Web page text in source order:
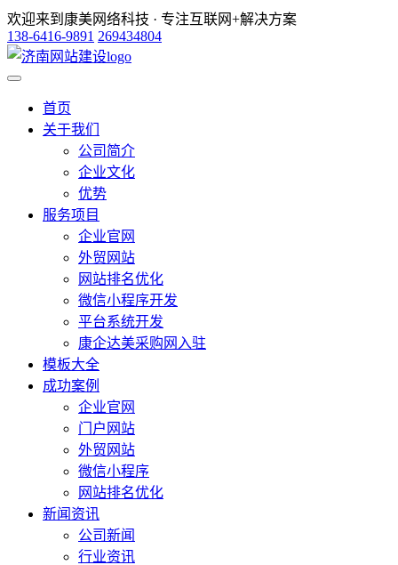
欢迎来到康美网络科技 · 专注互联网+解决方案
138-6416-9891 269434804
首页
关于我们
公司简介
企业文化
优势
服务项目
企业官网
外贸网站
网站排名优化
微信小程序开发
平台系统开发
康企达美采购网入驻
模板大全
成功案例
企业官网
门户网站
外贸网站
微信小程序
网站排名优化
新闻资讯
公司新闻
行业资讯